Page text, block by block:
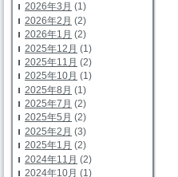
2026年3月 (1)
2026年2月 (2)
2026年1月 (2)
2025年12月 (1)
2025年11月 (2)
2025年10月 (1)
2025年8月 (1)
2025年7月 (2)
2025年5月 (2)
2025年2月 (3)
2025年1月 (2)
2024年11月 (2)
2024年10月 (1)